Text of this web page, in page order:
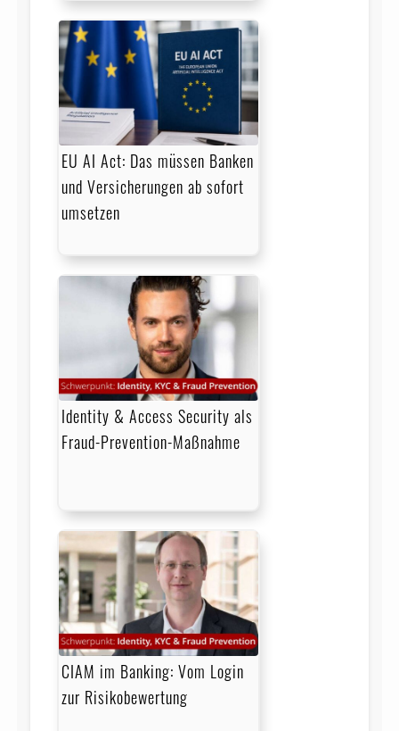
EU AI Act: Das müssen Banken
und Versicherungen ab sofort
umsetzen
Identity & Access Security als
Fraud-Prevention-Maßnahme
CIAM im Banking: Vom Login
zur Risikobewertung